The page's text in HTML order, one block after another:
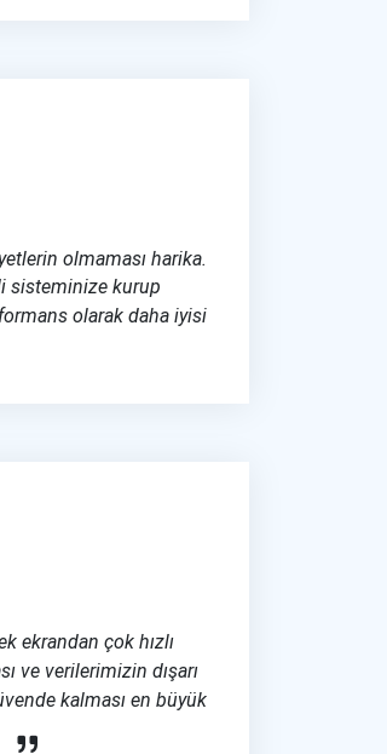
olmaması harika.
sisteminize kurup
olarak daha iyisi
ekrandan çok hızlı
ve verilerimizin dışarı
kalması en büyük